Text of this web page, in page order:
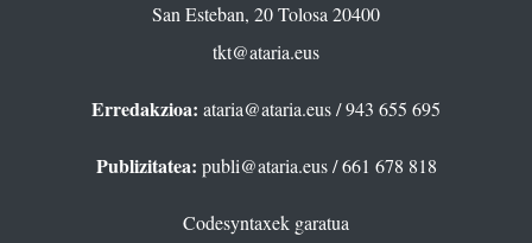
San Esteban, 20 Tolosa 20400
tkt@ataria.eus
Erredakzioa: ataria@ataria.eus/ 943 655 695
Publizitatea: publi@ataria.eus/ 661 678 818
Codesyntaxek garatua